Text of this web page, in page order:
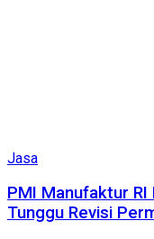
Jasa
PMI Manufaktur
Tunggu Revisi